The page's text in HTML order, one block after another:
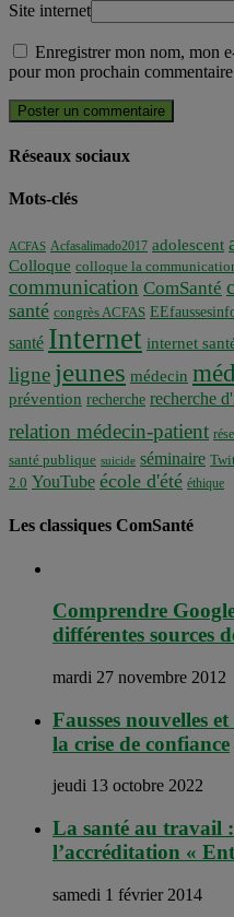
Site internet
Enregistrer mon nom, mon
pour mon prochain
Réseaux sociaux
Mots-clés
ACFAS Acfasalimado2017 adolescent
Colloque colloque la
communication ComSanté
santé congrès ACFAS
santé Internet internet
ligne jeunes médecin
prévention recherche recherche
relation médecin-patient
santé publique suicide séminaire
2.0 YouTube école d'été éthique
Les classiques ComSanté
Comprendre
différentes sources
mardi 27 novembre 2012
Fausses nouvelles
la crise de confiance
jeudi 13 octobre 2022
La santé au travail :
l’accréditation «
samedi 1 février 2014